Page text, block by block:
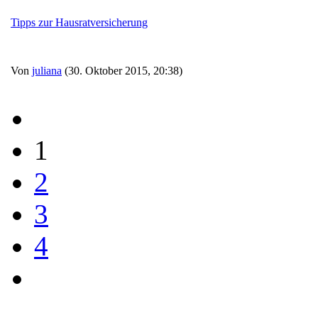
Tipps zur Hausratversicherung
Von juliana (30. Oktober 2015, 20:38)
1
2
3
4